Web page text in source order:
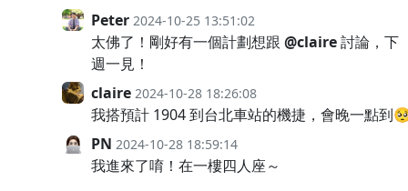
Peter 2024-10-25 13:51:02
太佛了！剛好有一個計劃想跟 @claire討論，下
週一見！
claire 2024-10-28 18:26:08
我搭預計 1904 到台北車站的機捷，會晚一點到
PN 2024-10-28 18:59:14
我進來了唷！在一樓四人座～